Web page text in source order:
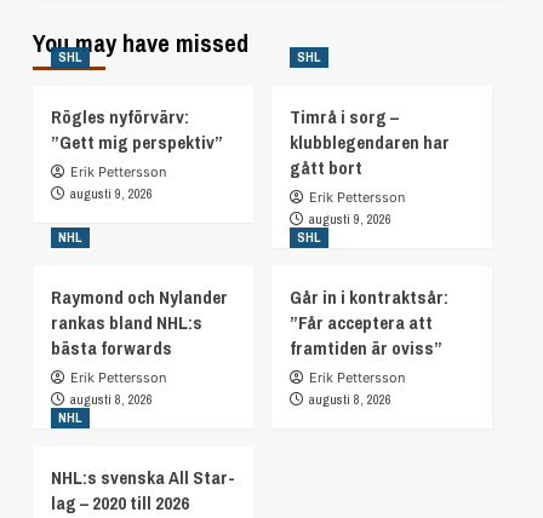
You may have missed
SHL
Rögles nyförvärv:
”Gett mig perspektiv”
Erik Pettersson
augusti 9, 2026
SHL
Timrå i sorg –
klubblegendaren har
gått bort
Erik Pettersson
augusti 9, 2026
NHL
Raymond och Nylander
rankas bland NHL:s
bästa forwards
Erik Pettersson
augusti 8, 2026
SHL
Går in i kontraktsår:
”Får acceptera att
framtiden är oviss”
Erik Pettersson
augusti 8, 2026
NHL
NHL:s svenska All Star-
lag – 2020 till 2026